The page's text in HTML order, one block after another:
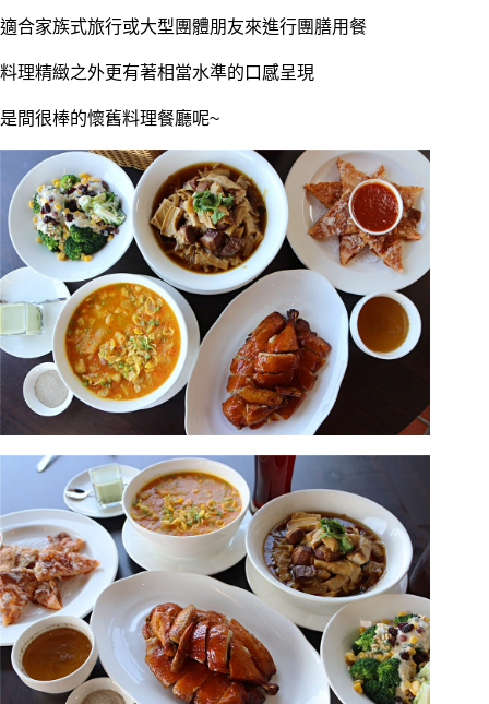
適合家族式旅行或大型團體朋友來進行團膳用餐
料理精緻之外更有著相當水準的口感呈現
是間很棒的懷舊料理餐廳呢~